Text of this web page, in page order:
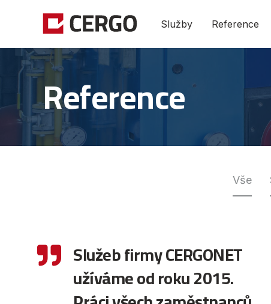
Služby Reference
Reference
Vše
 Služeb firmy CERGONET
užíváme od roku 2015.